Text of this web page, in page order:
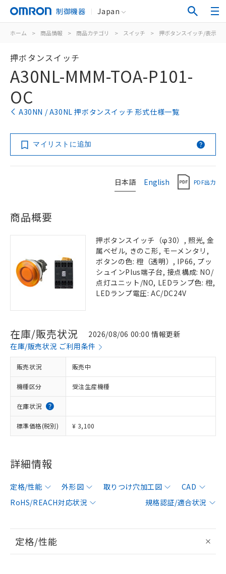
制御機器 Japan
ホーム > 商品情報 > 商品カテゴリ > スイッチ > 押ボタンスイッチ/表示灯
押ボタンスイッチ
A30NL-MMM-TOA-P101-
OC
A30NN / A30NL 押ボタンスイッチ 形式仕様一覧
マイリストに追加
日本語 English PDF出力
商品概要
押ボタンスイッチ（φ30）, 照光, 金
属ベゼル, きのこ形, モーメンタリ,
ボタンの色: 橙（透明）, IP66, プッ
シュインPlus端子台, 接点構成: NO/
点灯ユニット/NO, LEDランプ色: 橙,
LEDランプ電圧: AC/DC24V
在庫/販売状況
2026/08/06 00:00 情報更新
在庫/販売状況 ご利用条件
販売状況 販売中
機種区分 受注生産機種
在庫状況
標準価格(税別) ¥ 3,100
詳細情報
定格/性能 外形図 取りつけ穴加工図
CAD
RoHS/REACH対応状況
規格認証/適合状況
定格/性能